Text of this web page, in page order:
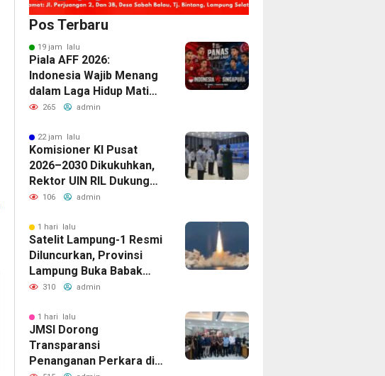
Pos Terbaru
19 jam lalu
Piala AFF 2026:
Indonesia Wajib Menang
dalam Laga Hidup Mati
Lawan Singapura
265 admin
22 jam lalu
Komisioner KI Pusat
2026–2030 Dikukuhkan,
Rektor UIN RIL Dukung
Penguatan Tata Kelola
106 admin
1 hari lalu
Satelit Lampung-1 Resmi
Diluncurkan, Provinsi
Lampung Buka Babak
Baru
310 admin
1 hari lalu
JMSI Dorong
Transparansi
Penanganan Perkara di